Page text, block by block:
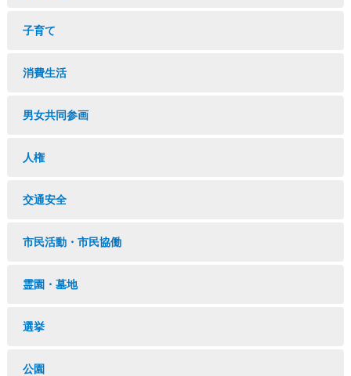
子育て
消費生活
男女共同参画
人権
交通安全
市民活動・市民協働
霊園・墓地
選挙
公園